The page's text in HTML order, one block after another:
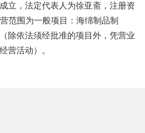
立，法定代表人为徐亚斋，注册资
范围为一般项目：海绵制品制
除依法须经批准的项目外，凭营业
营活动）。